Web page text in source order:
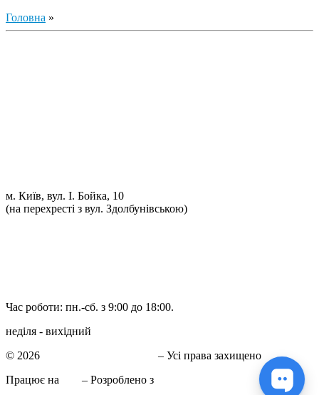
Головна »
м. Київ, вул. І. Бойка, 10
(на перехресті з вул. Здолбунівською)
Час роботи: пн.-сб. з 9:00 до 18:00.
неділя - вихідний
© 2026
– Усі права захищено
Працює на
– Розроблено з